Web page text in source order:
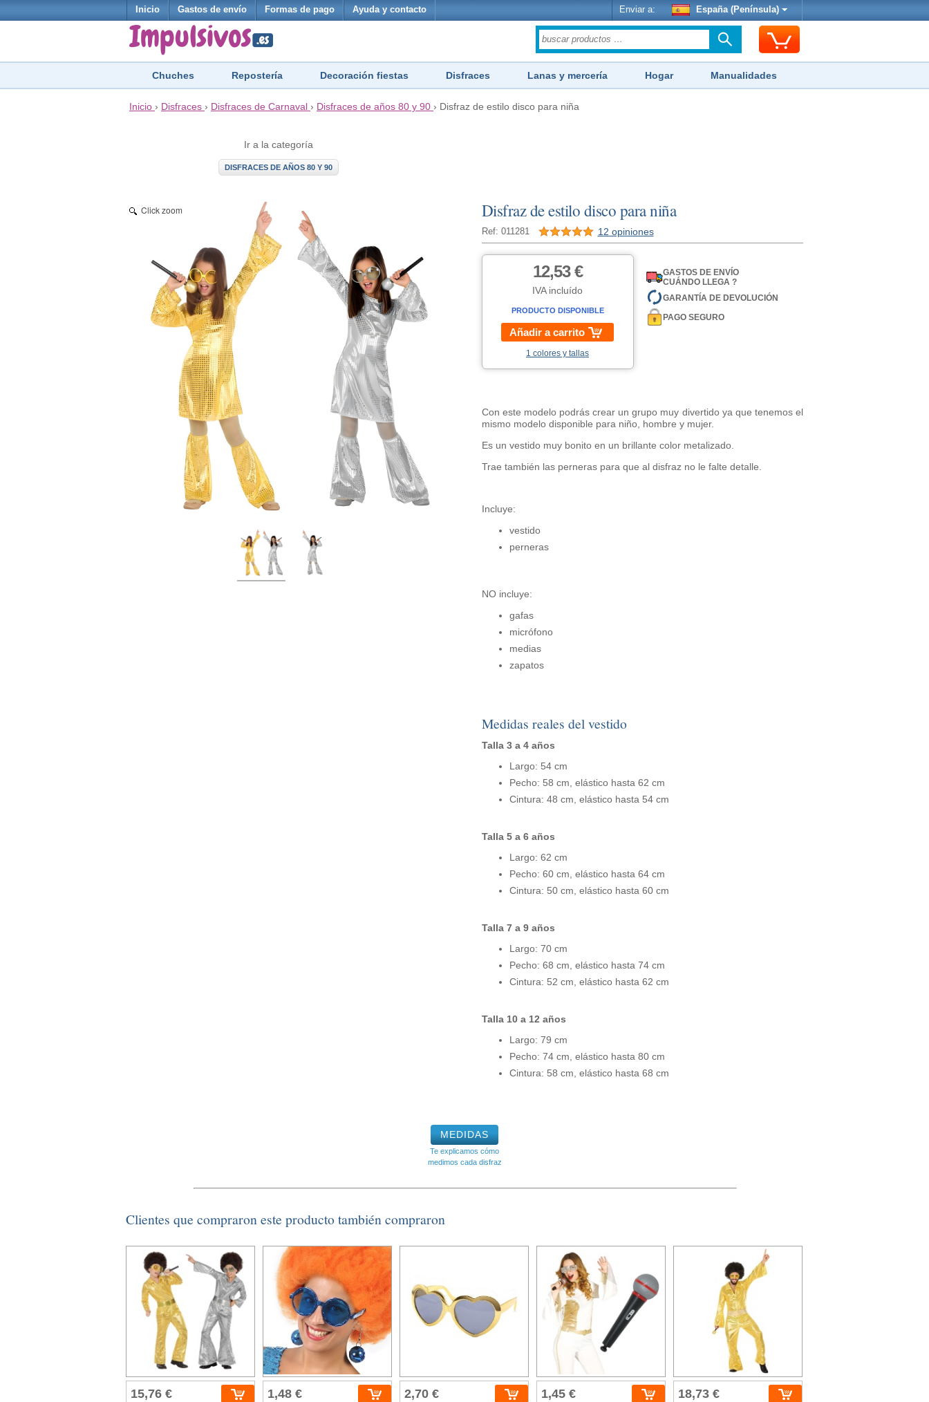
Inicio Gastos de envío Formas de pago Ayuda y contacto Enviar a: España (Península)
Chuches Repostería Decoración fiestas Disfraces Lanas y mercería Hogar Manualidades
Inicio › Disfraces › Disfraces de Carnaval › Disfraces de años 80 y 90 › Disfraz de estilo disco para niña
Ir a la categoría
DISFRACES DE AÑOS 80 Y 90
Disfraz de estilo disco para niña
Ref: 011281 12 opiniones
Click zoom
12,53 €
IVA incluído
PRODUCTO DISPONIBLE
Añadir a carrito
1 colores y tallas
GASTOS DE ENVÍO
CUÁNDO LLEGA ?
GARANTÍA DE DEVOLUCIÓN
PAGO SEGURO
Con este modelo podrás crear un grupo muy divertido ya que tenemos el
mismo modelo disponible para niño, hombre y mujer.
Es un vestido muy bonito en un brillante color metalizado.
Trae también las perneras para que al disfraz no le falte detalle.
Incluye:
vestido
perneras
NO incluye:
gafas
micrófono
medias
zapatos
Medidas reales del vestido
Talla 3 a 4 años
Largo: 54 cm
Pecho: 58 cm, elástico hasta 62 cm
Cintura: 48 cm, elástico hasta 54 cm
Talla 5 a 6 años
Largo: 62 cm
Pecho: 60 cm, elástico hasta 64 cm
Cintura: 50 cm, elástico hasta 60 cm
Talla 7 a 9 años
Largo: 70 cm
Pecho: 68 cm, elástico hasta 74 cm
Cintura: 52 cm, elástico hasta 62 cm
Talla 10 a 12 años
Largo: 79 cm
Pecho: 74 cm, elástico hasta 80 cm
Cintura: 58 cm, elástico hasta 68 cm
MEDIDAS
Te explicamos cómo
medimos cada disfraz
Clientes que compraron este producto también compraron
15,76 € 1,48 € 2,70 € 1,45 € 18,73 €